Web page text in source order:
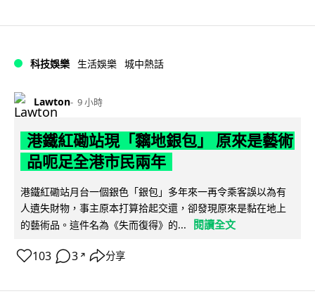
科技娛樂 生活娛樂 城中熱話
Lawton 9 小時
港鐵紅磡站現「黐地銀包」 原來是藝術
品呃足全港市民兩年
港鐵紅磡站月台一個銀色「銀包」多年來一再令乘客誤以為有
人遺失財物，事主原本打算拾起交還，卻發現原來是黏在地上
的藝術品。這件名為《失而復得》的...
閱讀全文
103 3 ↗ 分享